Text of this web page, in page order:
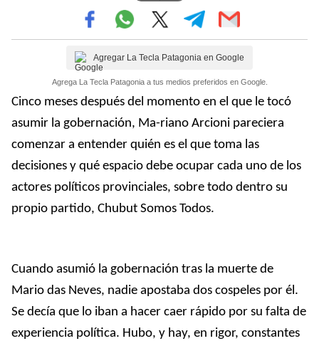
Agregar La Tecla Patagonia en Google
Agrega La Tecla Patagonia a tus medios preferidos en Google.
Cinco meses después del momento en el que le tocó
asumir la gobernación, Ma-riano Arcioni pareciera
comenzar a entender quién es el que toma las
decisiones y qué espacio debe ocupar cada uno de los
actores políticos provinciales, sobre todo dentro su
propio partido, Chubut Somos Todos.
Cuando asumió la gobernación tras la muerte de
Mario das Neves, nadie apostaba dos cospeles por él.
Se decía que lo iban a hacer caer rápido por su falta de
experiencia política. Hubo, y hay, en rigor, constantes